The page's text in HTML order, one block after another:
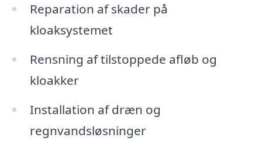
Reparation af skader på
kloaksystemet
Rensning af tilstoppede afløb og
kloakker
Installation af dræn og
regnvandsløsninger